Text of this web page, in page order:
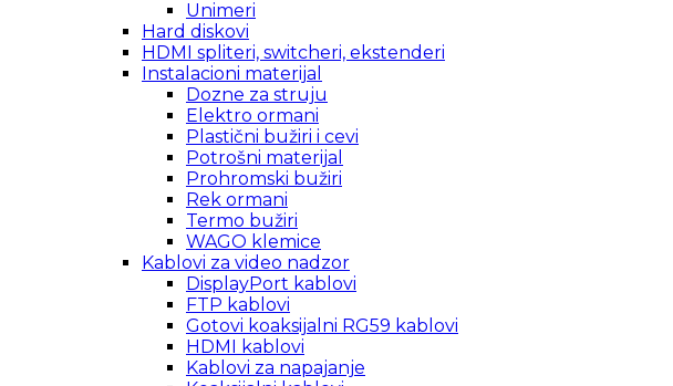
Unimeri
Hard diskovi
HDMI spliteri, switcheri, ekstenderi
Instalacioni materijal
Dozne za struju
Elektro ormani
Plastični bužiri i cevi
Potrošni materijal
Prohromski bužiri
Rek ormani
Termo bužiri
WAGO klemice
Kablovi za video nadzor
DisplayPort kablovi
FTP kablovi
Gotovi koaksijalni RG59 kablovi
HDMI kablovi
Kablovi za napajanje